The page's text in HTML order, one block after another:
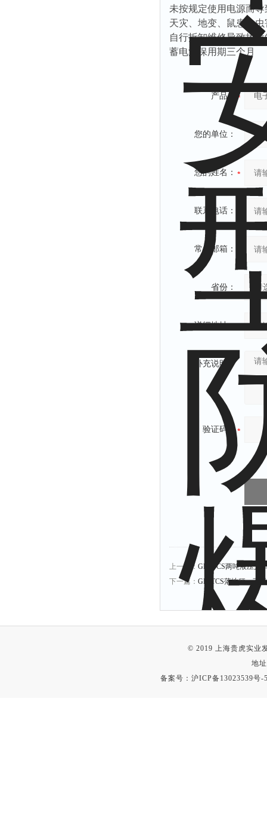
未按规定使用电源而
天灾、地变、鼠患、
自行拆卸维修导致故障
蓄电池保用期三个月
产品：
您的单位：
您的姓名：
联系电话：
常用邮箱：
省份：
详细地址：
补充说明：
验证码：
上一篇： GH-YCS两吨液压叉
下一篇： GH-TCS落地秤，不
© 2019 上海贵虎实业
地
备案号：沪ICP备13023539号-